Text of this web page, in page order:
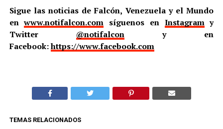
Sigue las noticias de Falcón, Venezuela y el Mundo
enwww.notifalcon.com síguenos en Instagramy
Twitter @notifalcony en
Facebook:https://www.facebook.com
TEMAS RELACIONADOS